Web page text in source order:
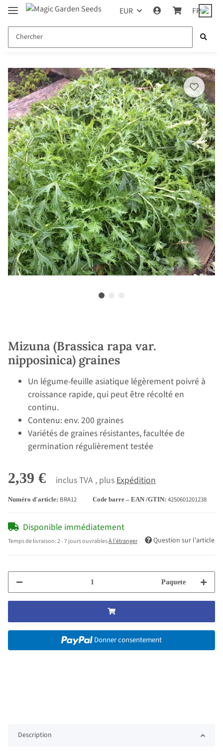
EUR FR
Mizuna (Brassica rapa var.
nipposinica) graines
Un légume-feuille asiatique légèrement poivré à
croissance rapide, qui peut être récolté en
continu.
Contenu: env. 200 graines
Variétés de graines résistantes, facultée de
germination régulièrement testée
2,39 € inclus TVA , plusExpédition
Numéro d'article: BRA12 Code barre – EAN /GTIN: 4250601201238
Disponible immédiatement
Temps de livraison:2 - 7 jours ouvrablesÀ l'étranger Question sur l'article
Paquete
Donner consentement
Description